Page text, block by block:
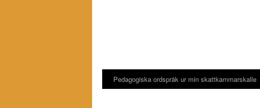
Pedagogiska ordspråk ur min skattkammarskalle